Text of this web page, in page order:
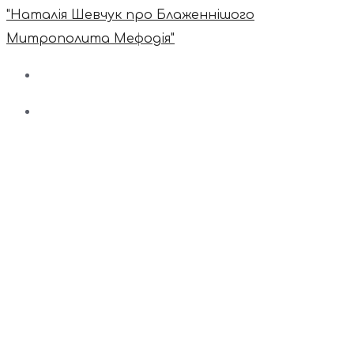
"Наталія Шевчук про Блаженнішого
Митрополита Мефодія"